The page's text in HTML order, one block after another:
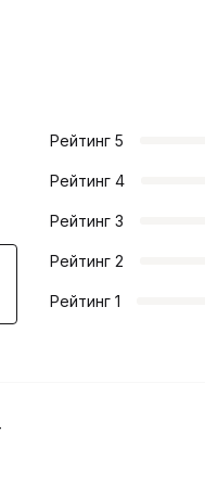
Рейтинг5
Рейтинг4
Рейтинг3
Рейтинг2
Рейтинг1